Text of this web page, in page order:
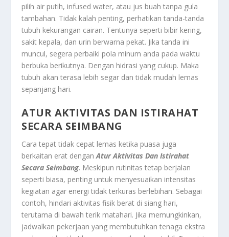
pilih air putih, infused water, atau jus buah tanpa gula
tambahan. Tidak kalah penting, perhatikan tanda-tanda
tubuh kekurangan cairan. Tentunya seperti bibir kering,
sakit kepala, dan urin berwarna pekat. Jika tanda ini
muncul, segera perbaiki pola minum anda pada waktu
berbuka berikutnya. Dengan hidrasi yang cukup. Maka
tubuh akan terasa lebih segar dan tidak mudah lemas
sepanjang hari.
ATUR AKTIVITAS DAN ISTIRAHAT
SECARA SEIMBANG
Cara tepat tidak cepat lemas ketika puasa juga
berkaitan erat denganAtur Aktivitas Dan Istirahat
Secara Seimbang. Meskipun rutinitas tetap berjalan
seperti biasa, penting untuk menyesuaikan intensitas
kegiatan agar energi tidak terkuras berlebihan. Sebagai
contoh, hindari aktivitas fisik berat di siang hari,
terutama di bawah terik matahari. Jika memungkinkan,
jadwalkan pekerjaan yang membutuhkan tenaga ekstra